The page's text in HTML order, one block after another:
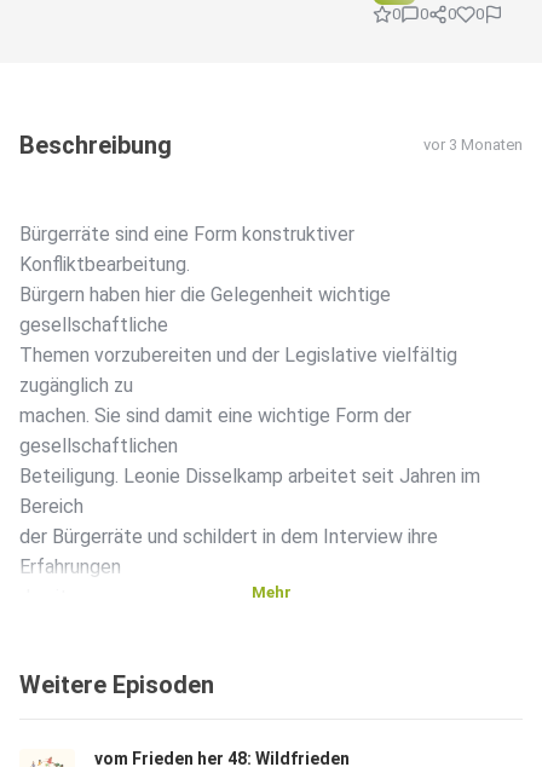
0
0 0 0
Beschreibung vor 3 Monaten
Bürgerräte sind eine Form konstruktiver
Konfliktbearbeitung.
Bürgern haben hier die Gelegenheit wichtige
gesellschaftliche
Themen vorzubereiten und der Legislative vielfältig
zugänglich zu
machen. Sie sind damit eine wichtige Form der
gesellschaftlichen
Beteiligung. Leonie Disselkamp arbeitet seit Jahren im
Bereich
der Bürgerräte und schildert in dem Interview ihre
Erfahrungen
Mehr
Weitere Episoden
vom Frieden her 48: Wildfrieden